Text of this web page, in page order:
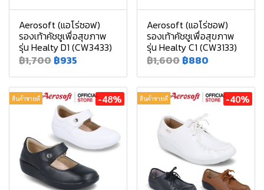
Aerosoft (แอโร่ซอฟ)
รองเท้าคัชชูเพื่อสุขภาพ
รุ่น Healty D1 (CW3433)
฿1,700 ฿935
Aerosoft (แอโร่ซอฟ)
รองเท้าคัชชูเพื่อสุขภาพ
รุ่น Healty C1 (CW3133)
฿1,600 ฿880
สินค้าขายดี -48% สินค้าขายดี -40%